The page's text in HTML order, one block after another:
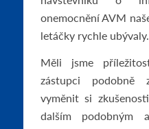
onemocnění AVM
letáčky rychle ubývaly.
Měli jsme
zástupci podobně
vyměnit si
dalším podobným